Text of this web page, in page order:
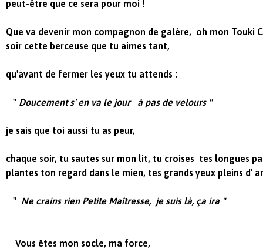
peut-être que ce sera pour moi !
Que va devenir mon compagnon de galère, oh mon Touki
soir cette berceuse que tu aimes tant,
qu'avant de fermer les yeux tu attends :
" Doucement s' en va le jour à pas de velours "
je sais que toi aussi tu as peur,
chaque soir, tu sautes sur mon lit, tu croises tes longues
plantes ton regard dans le mien, tes grands yeux pleins d'
" Ne crains rien Petite Maîtresse, je suis là, ça ira "
Vous êtes mon socle, ma force,